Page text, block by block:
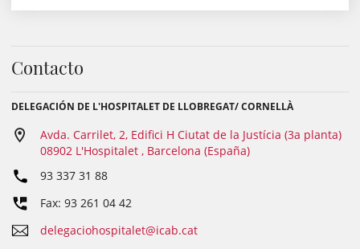
Contacto
DELEGACIÓN DE L'HOSPITALET DE LLOBREGAT/ CORNELLÀ
Avda. Carrilet, 2, Edifici H Ciutat de la Justícia (3a planta)
08902 L'Hospitalet , Barcelona (España)
93 337 31 88
Fax: 93 261 04 42
delegaciohospitalet@icab.cat